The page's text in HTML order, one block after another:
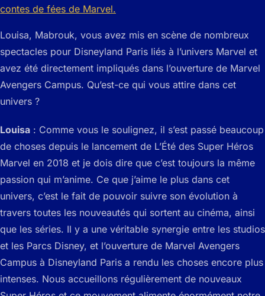
Louisa, Mabrouk, vous avez mis en scène de nombreux
spectacles pour Disneyland Paris liés à l’univers Marvel et
avez été directement impliqués dans l’ouverture de Marvel
Avengers Campus. Qu’est-ce qui vous attire dans cet
univers ?
Louisa : Comme vous le soulignez, il s’est passé beaucoup
de choses depuis le lancement de L’Été des Super Héros
Marvel en 2018 et je dois dire que c’est toujours la même
passion qui m’anime. Ce que j’aime le plus dans cet
univers, c’est le fait de pouvoir suivre son évolution à
travers toutes les nouveautés qui sortent au cinéma, ainsi
que les séries. Il y a une véritable synergie entre les studios
et les Parcs Disney, et l’ouverture de Marvel Avengers
Campus à Disneyland Paris a rendu les choses encore plus
intenses. Nous accueillons régulièrement de nouveaux